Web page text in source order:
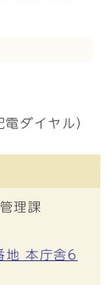
ダイヤル）
理課
本庁舎6